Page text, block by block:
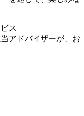
ス
アドバイザーが、お